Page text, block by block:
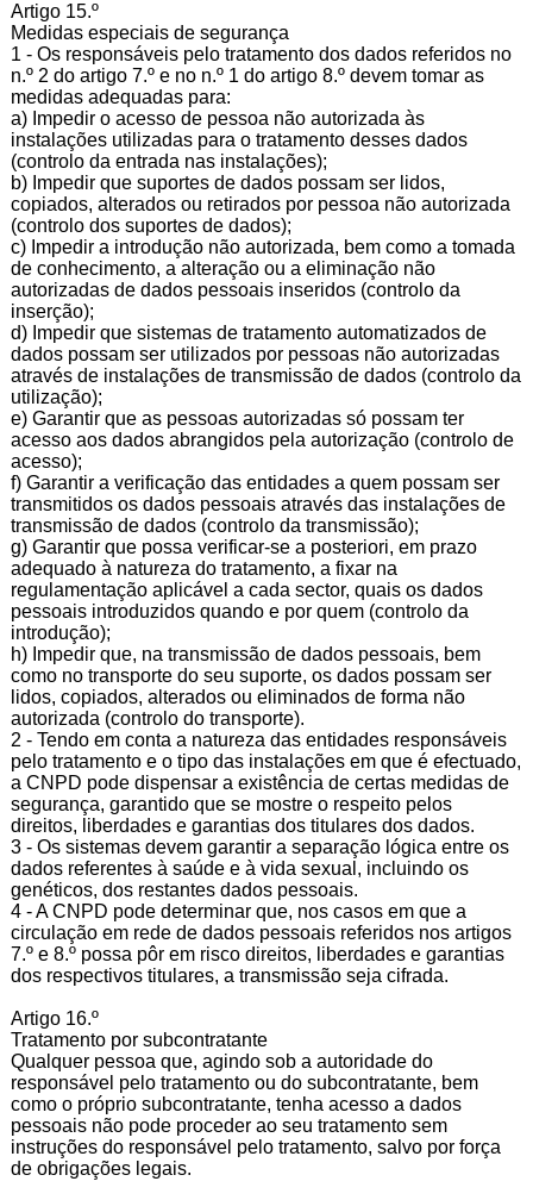
Artigo 15.º
Medidas especiais de segurança
1 - Os responsáveis pelo tratamento dos dados referidos no
n.º 2 do artigo 7.º e no n.º 1 do artigo 8.º devem tomar as
medidas adequadas para:
a) Impedir o acesso de pessoa não autorizada às
instalações utilizadas para o tratamento desses dados
(controlo da entrada nas instalações);
b) Impedir que suportes de dados possam ser lidos,
copiados, alterados ou retirados por pessoa não autorizada
(controlo dos suportes de dados);
c) Impedir a introdução não autorizada, bem como a tomada
de conhecimento, a alteração ou a eliminação não
autorizadas de dados pessoais inseridos (controlo da
inserção);
d) Impedir que sistemas de tratamento automatizados de
dados possam ser utilizados por pessoas não autorizadas
através de instalações de transmissão de dados (controlo da
utilização);
e) Garantir que as pessoas autorizadas só possam ter
acesso aos dados abrangidos pela autorização (controlo de
acesso);
f) Garantir a verificação das entidades a quem possam ser
transmitidos os dados pessoais através das instalações de
transmissão de dados (controlo da transmissão);
g) Garantir que possa verificar-se a posteriori, em prazo
adequado à natureza do tratamento, a fixar na
regulamentação aplicável a cada sector, quais os dados
pessoais introduzidos quando e por quem (controlo da
introdução);
h) Impedir que, na transmissão de dados pessoais, bem
como no transporte do seu suporte, os dados possam ser
lidos, copiados, alterados ou eliminados de forma não
autorizada (controlo do transporte).
2 - Tendo em conta a natureza das entidades responsáveis
pelo tratamento e o tipo das instalações em que é efectuado,
a CNPD pode dispensar a existência de certas medidas de
segurança, garantido que se mostre o respeito pelos
direitos, liberdades e garantias dos titulares dos dados.
3 - Os sistemas devem garantir a separação lógica entre os
dados referentes à saúde e à vida sexual, incluindo os
genéticos, dos restantes dados pessoais.
4 - A CNPD pode determinar que, nos casos em que a
circulação em rede de dados pessoais referidos nos artigos
7.º e 8.º possa pôr em risco direitos, liberdades e garantias
dos respectivos titulares, a transmissão seja cifrada.
Artigo 16.º
Tratamento por subcontratante
Qualquer pessoa que, agindo sob a autoridade do
responsável pelo tratamento ou do subcontratante, bem
como o próprio subcontratante, tenha acesso a dados
pessoais não pode proceder ao seu tratamento sem
instruções do responsável pelo tratamento, salvo por força
de obrigações legais.